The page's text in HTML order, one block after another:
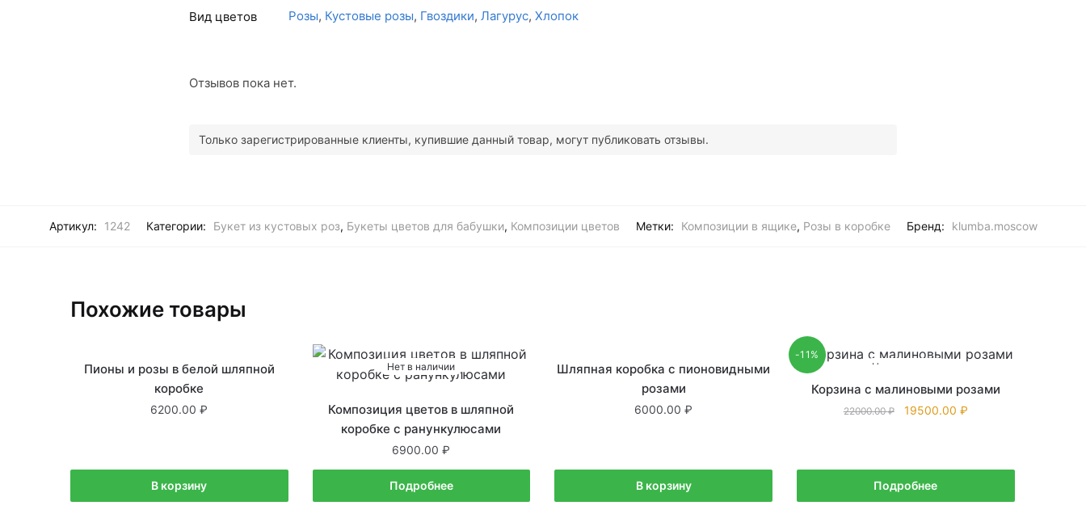
Вид цветов
Розы, Кустовые розы, Гвоздики, Лагурус, Хлопок
Отзывов пока нет.
Только зарегистрированные клиенты, купившие данный товар, могут публиковать отзывы.
Артикул: 1242 Категории: Букет из кустовых роз, Букеты цветов для бабушки, Композиции цветов Метки: Композиции в ящике, Розы в коробке Бренд: klumba.moscow
Похожие товары
В наличии
Пионы и розы в белой шляпной
коробке
6200.00
В корзину
Нет в наличии
Композиция цветов в шляпной
коробке с ранункулюсами
6900.00
Подробнее
В наличии
Шляпная коробка с пионовидными
розами
6000.00
В корзину
-11%
Нет в наличии
Корзина с малиновыми розами
22000.00 19500.00
Подробнее